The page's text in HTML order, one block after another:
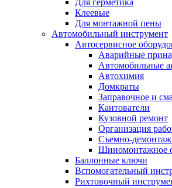
Для герметика
Клеевые
Для монтажной пены
Автомобильный инструмент
Автосервисное
Аварийные
Автомобильные
Автохимия
Домкраты
Заправочное и
Кантователи
Кузовной ремонт
Организация
Съемно-
Шиномонтажное
Баллонные ключи
Вспомогательный
Рихтовочный